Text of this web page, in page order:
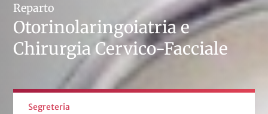
Reparto
Otorinolaringoiatria e
Chirurgia Cervico-Facciale
Segreteria